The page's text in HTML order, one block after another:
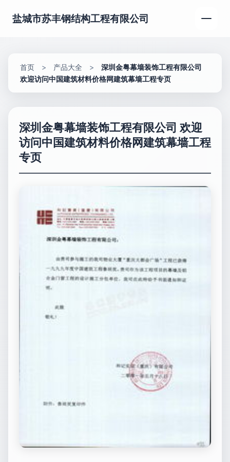
盐城市苏丰钢结构工程有限公司
首页 > 产品大全 >
深圳金粤幕墙装饰工程有限公司
欢迎访问中国建筑材料价格网建筑幕墙工程专页
深圳金粤幕墙装饰工程有限公司 欢迎
访问中国建筑材料价格网建筑幕墙工程
专页